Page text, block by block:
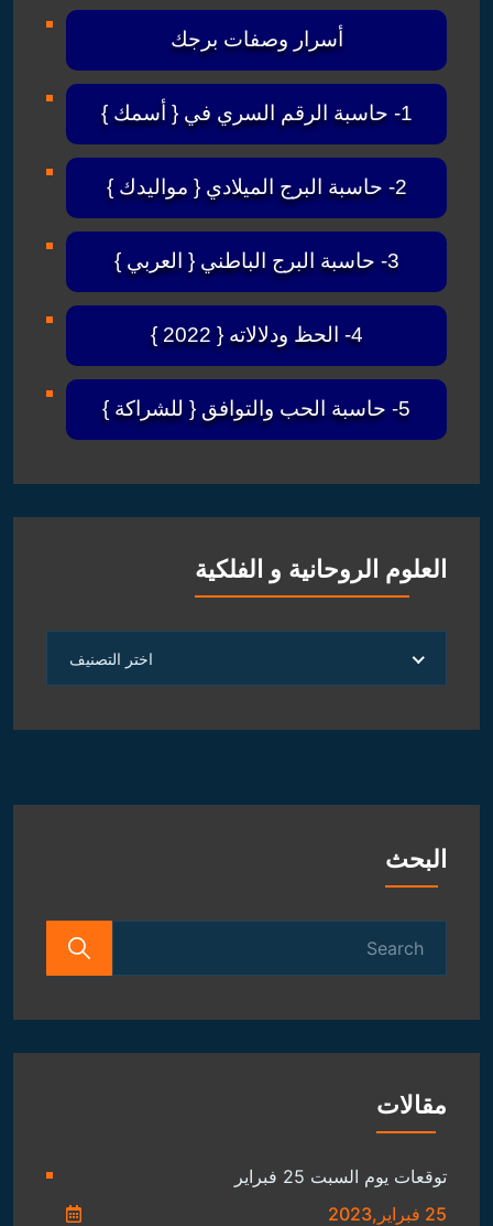
أسرار وصفات برجك
1- حاسبة الرقم السري في { أسمك }
2- حاسبة البرج الميلادي { مواليدك }
3- حاسبة البرج الباطني { العربي }
4- الحظ ودلالاته { 2022 }
5- حاسبة الحب والتوافق { للشراكة }
العلوم الروحانية و الفلكية
الروحانية
الفلكية
اختر التصنيف
البحث
مقالات
توقعات يوم السبت 25 فبراير
25 فبراير,2023